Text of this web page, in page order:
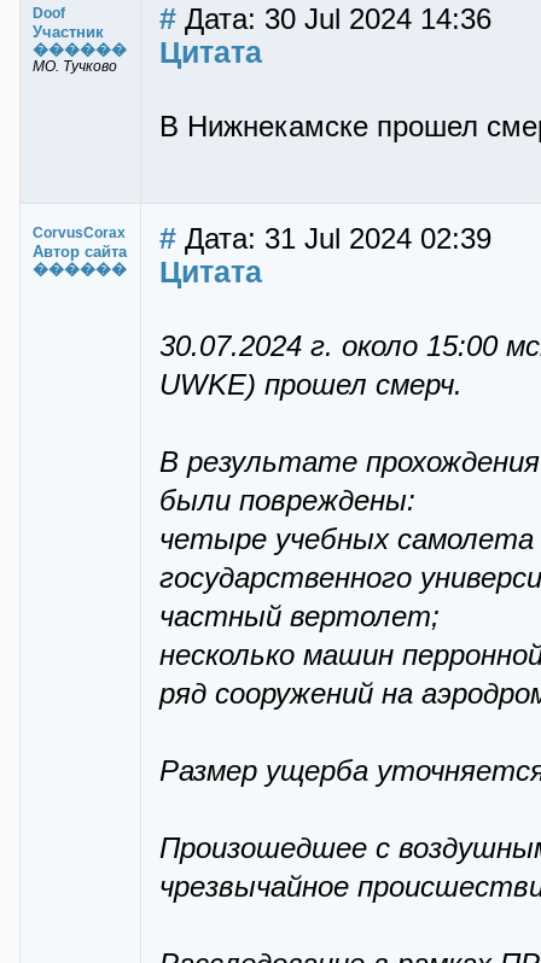
Doof
Участник
������
МО. Тучково
# Дата: 30 Jul 2024 14:36
Цитата
В Нижнекамске прошел
CorvusCorax
Автор сайта
������
# Дата: 31 Jul 2024 02:39
Цитата
30.07.2024 г. около 15:00
UWKE) прошел смерч.
В результате
были повреждены:
четыре учебных самолета
государственного
частный вертолет;
несколько машин
ряд сооружений на
Размер ущерба
Произошедшее с
чрезвычайное